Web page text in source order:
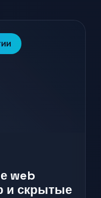
web
и скрытые